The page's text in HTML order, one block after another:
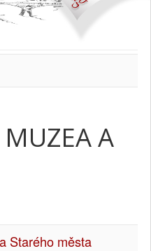
A
Starého města